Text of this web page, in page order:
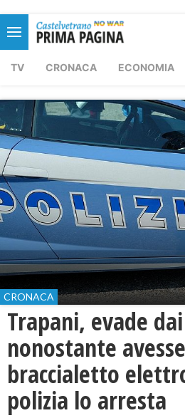
TV CRONACA ECONOMIA
CRONACA
Trapani, evade
nonostante
braccialetto
polizia lo arresta